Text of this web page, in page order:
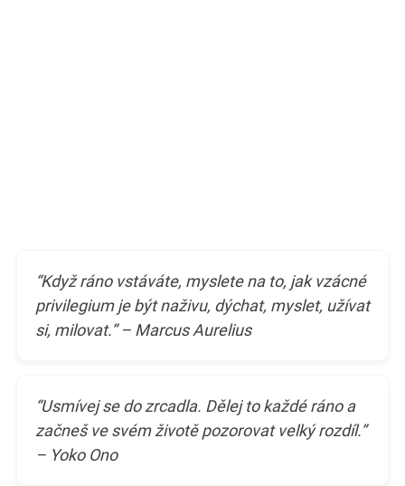
“Když ráno vstáváte, myslete na to, jak vzácné
privilegium je být naživu, dýchat, myslet, užívat
si, milovat.” – Marcus Aurelius
“Usmívej se do zrcadla. Dělej to každé ráno a
začneš ve svém životě pozorovat velký rozdíl.”
– Yoko Ono